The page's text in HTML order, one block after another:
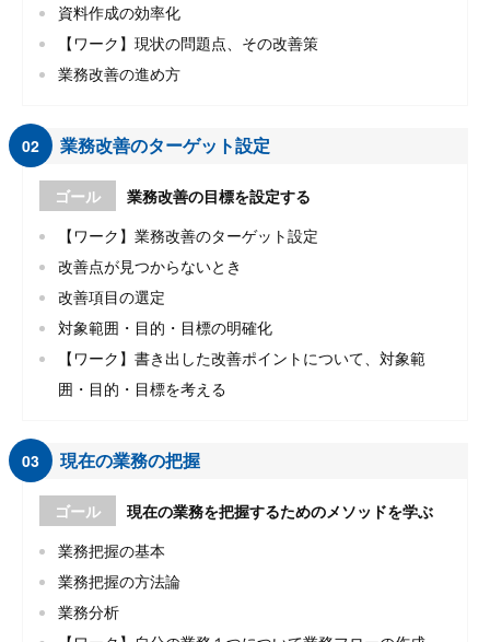
資料作成の効率化
【ワーク】現状の問題点、その改善策
業務改善の進め方
02 業務改善のターゲット設定
ゴール
業務改善の目標を設定する
【ワーク】業務改善のターゲット設定
改善点が見つからないとき
改善項目の選定
対象範囲・目的・目標の明確化
【ワーク】書き出した改善ポイントについて、対象範
囲・目的・目標を考える
03 現在の業務の把握
ゴール
現在の業務を把握するためのメソッドを学ぶ
業務把握の基本
業務把握の方法論
業務分析